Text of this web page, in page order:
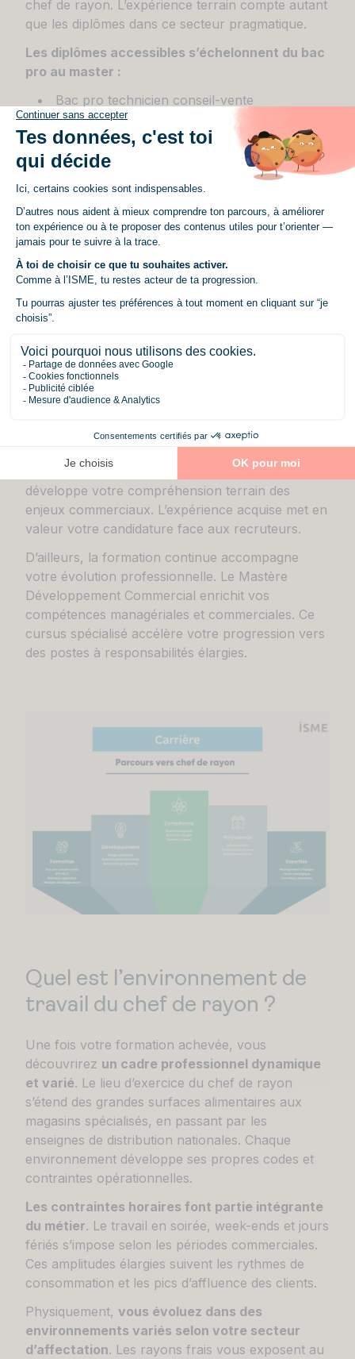
chef de rayon. L’expérience terrain compte autant
que les diplômes dans ce secteur pragmatique.
Les diplômes accessibles s’échelonnent du bac
pro au master :
Bac pro technicien conseil-vente
Bac+2 :BTS MCO
Commercialisation
Licences professionnelles en commerce et
Masters en commerce ou management
Chaque secteur développe ses exigences
particulières selon la technicité des produits
vendus :
Alimentaire
: connaissances en hygiène et
réglementation sanitaire
matériaux et outillage
Animalerie: formations vétérinaires
complémentaires
Textile: sens esthétique et connaissance des
L’alternance facilite grandement votre insertion
professionnelle. Cette immersion en magasin
développe votre compréhension terrain des
enjeux commerciaux. L’expérience acquise met en
valeur votre candidature face aux recruteurs.
D’ailleurs, la formation continue accompagne
votre évolution professionnelle. Le Mastère
Développement Commercial enrichit vos
compétences managériales et commerciales. Ce
cursus spécialisé accélère votre progression vers
des postes à responsabilités élargies.
Quel est l’environnement de
travail du chef de rayon ?
Une fois votre formation achevée, vous
découvrirez un cadre professionnel dynamique
et varié. Le lieu d’exercice du chef de rayon
s’étend des grandes surfaces alimentaires aux
magasins spécialisés, en passant par les
enseignes de distribution nationales. Chaque
environnement développe ses propres codes et
contraintes opérationnelles.
Les contraintes horaires font partie intégrante
du métier. Le travail en soirée, week-ends et jours
fériés s’impose selon les périodes commerciales.
Ces amplitudes élargies suivent les rythmes de
consommation et les pics d’affluence des clients.
Physiquement, vous évoluez dans des
environnements variés selon votre secteur
d’affectation. Les rayons frais vous exposent au